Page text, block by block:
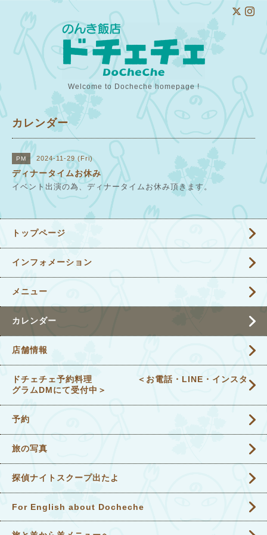
Welcome to Docheche homepage !
カレンダー
PM 2024-11-29 (Fri)
ディナータイムお休み
イベント出演の為、ディナータイムお休み頂きます。
トップページ
インフォメーション
メニュー
カレンダー
店舗情報
ドチェチェ予約料理 ＜お電話・LINE・インスタ
グラムDMにて受付中＞
予約
旅の写真
探偵ナイトスクープ出たよ
For English about Docheche